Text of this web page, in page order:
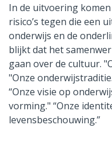
In de uitvoering
risico’s tegen die een
onderwijs en de
blijkt dat het
gaan over de cultuur.
"Onze
“Onze visie op
vorming." “Onze
levensbeschouwing.”